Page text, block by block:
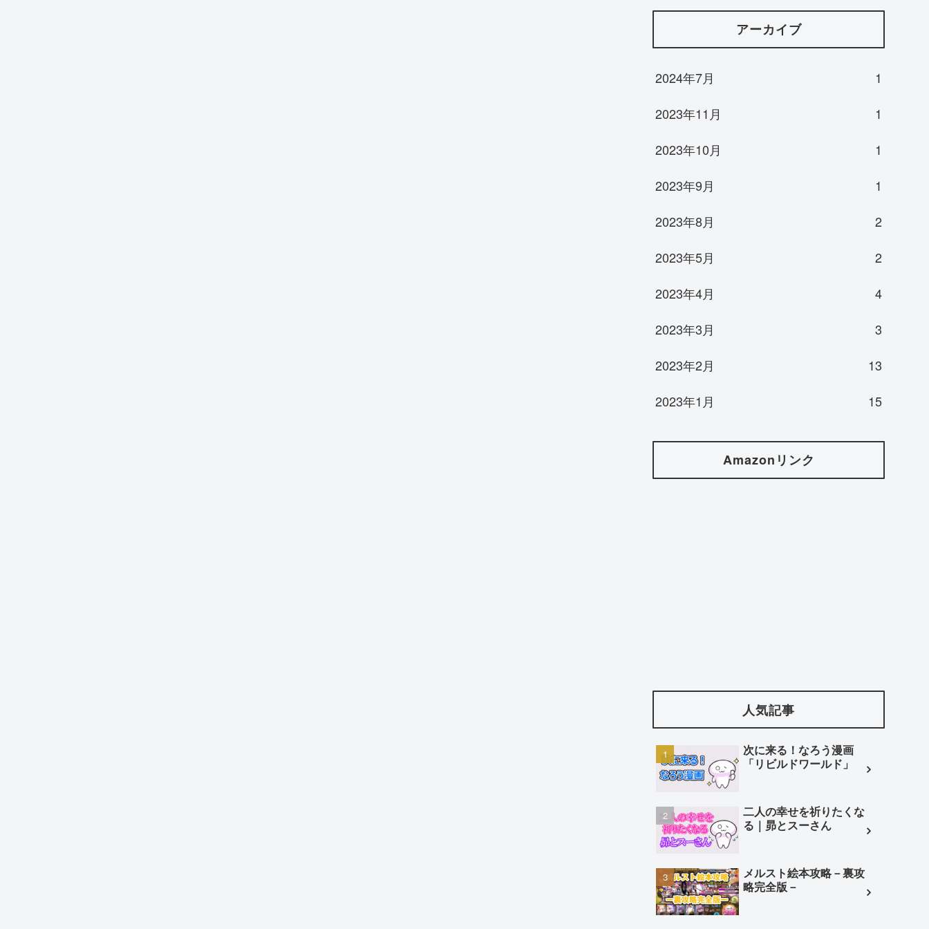
アーカイブ
2024年7月
1
2023年11月
1
2023年10月
1
2023年9月
1
2023年8月
2
2023年5月
2
2023年4月
4
2023年3月
3
2023年2月
13
2023年1月
15
Amazonリンク
人気記事
次に来る！なろう漫画
「リビルドワールド」
二人の幸せを祈りたくな
る｜昴とスーさん
メルスト絵本攻略－裏攻
略完全版－